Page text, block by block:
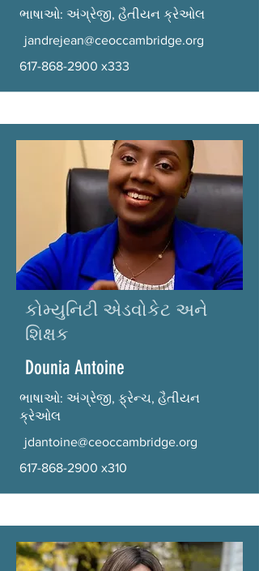
ભાષાઓ: અંગ્રેજી, હૈતીયન ક્રેઓલ
jandrejean@ceoccambridge.org
617-868-2900 x333
કોમ્યુનિટી એડવોકેટ અને
શિક્ષક
Dounia Antoine
ભાષાઓ: અંગ્રેજી, ફ્રેન્ચ, હૈતીયન
ક્રેઓલ
jdantoine@ceoccambridge.org
617-868-2900 x310